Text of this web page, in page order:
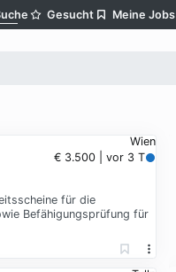
Gesucht Meine Jobs
Wien
€ 3.500 | vor 3 T
für die
Befähigungsprüfung für